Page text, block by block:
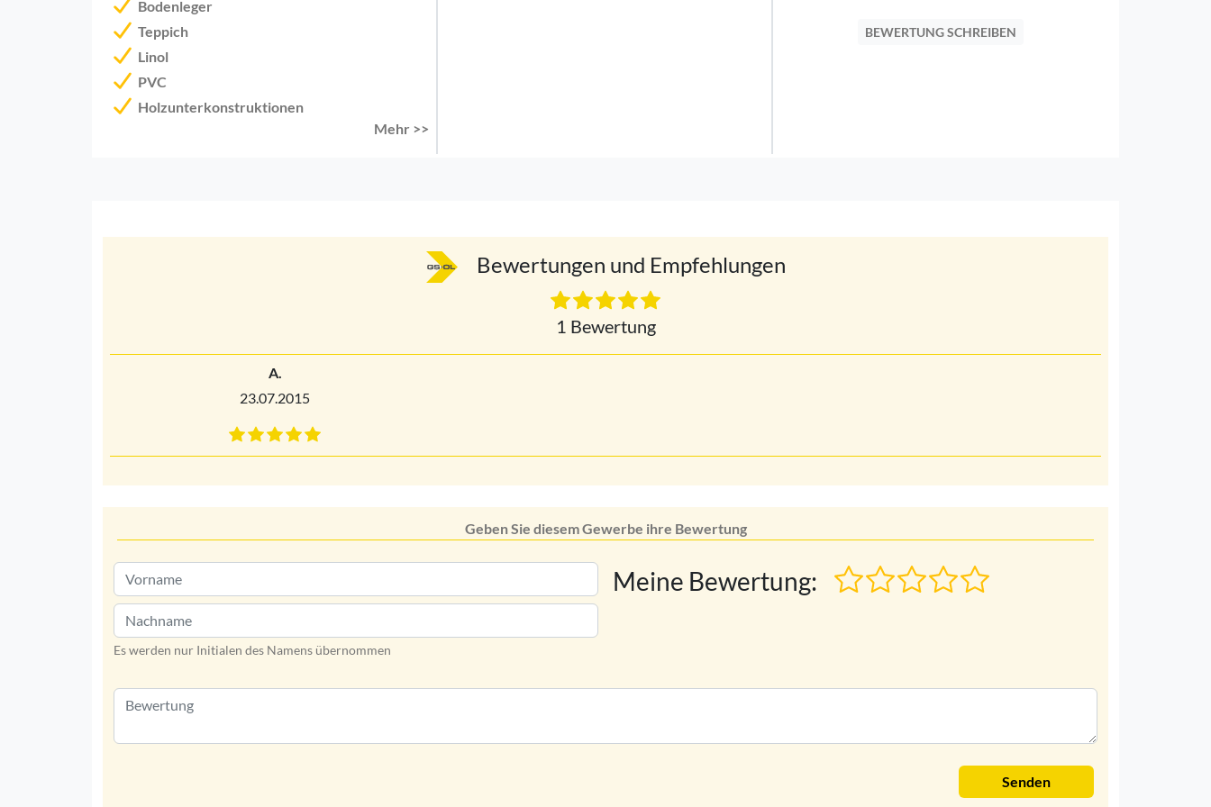
Bodenleger
Teppich
Linol
PVC
Holzunterkonstruktionen
Mehr >>
BEWERTUNG SCHREIBEN
Bewertungen und Empfehlungen
1 Bewertung
A.
23.07.2015
Geben Sie diesem Gewerbe ihre Bewertung
Es werden nur Initialen des Namens übernommen
Meine Bewertung:
Senden